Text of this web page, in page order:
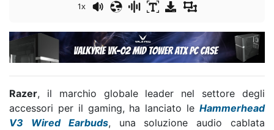
1x
Razer, il marchio globale leader nel settore degli
accessori per il gaming, ha lanciato le Hammerhead
V3 Wired Earbuds, una soluzione audio cablata